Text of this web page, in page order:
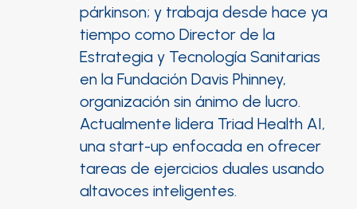
párkinson; y trabaja desde hace ya
tiempo como Director de la
Estrategia y Tecnología Sanitarias
en la Fundación Davis Phinney,
organización sin ánimo de lucro.
Actualmente lidera Triad Health AI,
una start-up enfocada en ofrecer
tareas de ejercicios duales usando
altavoces inteligentes.